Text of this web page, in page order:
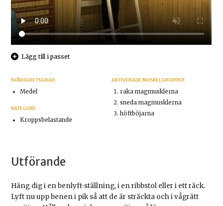
Lägg till i passet
SVÅRIGHETSGRAD
Medel
KATEGORI
Kroppsbelastande
AKTIVERADE MUSKELGRUPPER
raka magmusklerna
sneda magmusklerna
höftböjarna
Utförande
Häng dig i en benlyft-ställning, i en ribbstol eller i ett räck.
Lyft nu upp benen i pik så att de är sträckta och i vågrätt